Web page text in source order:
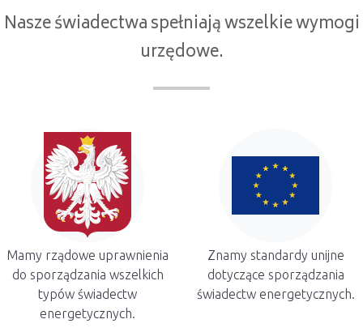
Nasze świadectwa spełniają wszelkie wymogi
urzędowe.
Mamy rządowe uprawnienia
do sporządzania wszelkich
typów świadectw
energetycznych.
Znamy standardy unijne
dotyczące sporządzania
świadectw energetycznych.